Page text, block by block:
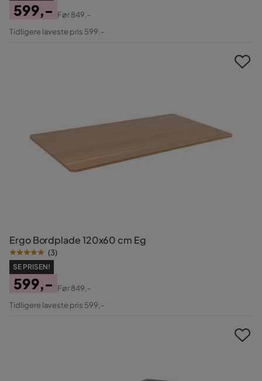
Pris
599,-
Original
Før849,-
Tidligere laveste pris 599,-
Ergo Bordplade 120x60 cm Eg
(3)
SE PRISEN!
Pris
599,-
Original
Før849,-
Tidligere laveste pris 599,-